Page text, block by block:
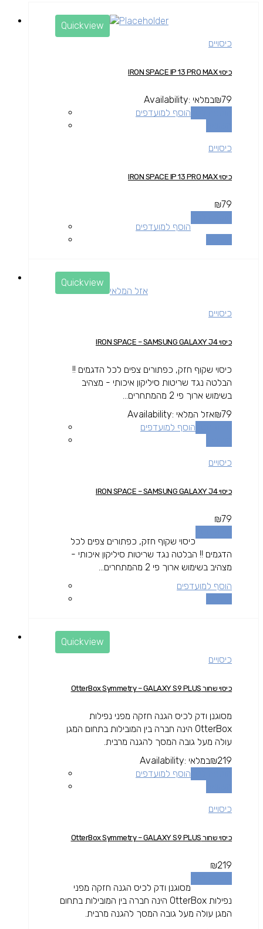
Quickview
כיסויים
כיסוי IRON SPACE IP 13 PRO MAX
₪79
Availability: במלאי
הוסף למועדפים
כיסויים
כיסוי IRON SPACE IP 13 PRO MAX
₪79
הוסף למועדפים
Quickview
אזל המלאי
כיסויים
כיסוי IRON SPACE – SAMSUNG GALAXY J4
כיסוי שקוף חזק, כפתורים צפים לכל הדגמים !!
הבלטה נגד שריטות סיליקון איכותי - מצהיב
בשימוש ארוך פי 2 מהמתחרים...
₪79
Availability: אזל המלאי
הוסף למועדפים
כיסויים
כיסוי IRON SPACE – SAMSUNG GALAXY J4
₪79
כיסוי שקוף חזק, כפתורים צפים לכל
הדגמים !! הבלטה נגד שריטות סיליקון איכותי -
מצהיב בשימוש ארוך פי 2 מהמתחרים...
הוסף למועדפים
Quickview
כיסויים
כיסוי שחור OtterBox Symmetry – GALAXY S9 PLUS
מסוגנן ודק לכיס הגנה חזקה מפני נפילות
OtterBox הינה חברה בין המובילות בתחום המגן
עולה מעל גובה המסך להגנה מרבית.
₪219
Availability: במלאי
הוסף למועדפים
כיסויים
כיסוי שחור OtterBox Symmetry – GALAXY S9 PLUS
₪219
מסוגנן ודק לכיס הגנה חזקה מפני
נפילות OtterBox הינה חברה בין המובילות בתחום
המגן עולה מעל גובה המסך להגנה מרבית.